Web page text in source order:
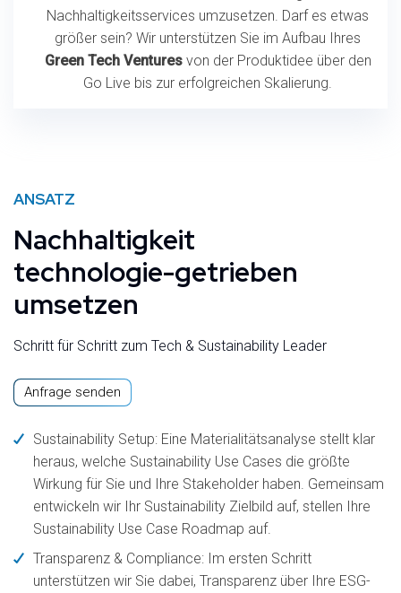
Nachhaltigkeitsservices umzusetzen. Darf es etwas
größer sein? Wir unterstützen Sie im Aufbau Ihres
Green Tech Venturesvon der Produktidee über den
Go Live bis zur erfolgreichen Skalierung.
ANSATZ
Nachhaltigkeit
technologie-getrieben
umsetzen
Schritt für Schritt zum Tech & Sustainability Leader
Anfrage senden
Sustainability Setup: Eine Materialitätsanalyse stellt klar
heraus, welche Sustainability Use Cases die größte
Wirkung für Sie und Ihre Stakeholder haben. Gemeinsam
entwickeln wir Ihr Sustainability Zielbild auf, stellen Ihre
Sustainability Use Case Roadmap auf.
Transparenz & Compliance: Im ersten Schritt
unterstützen wir Sie dabei, Transparenz über Ihre ESG-